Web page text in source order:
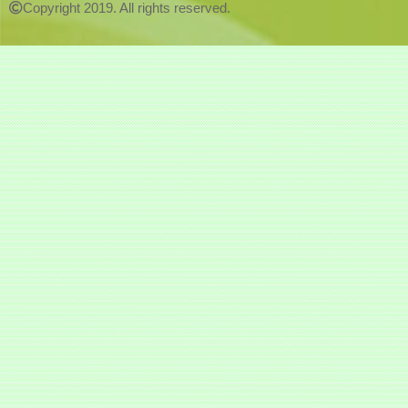
Copyright 2019. All rights reserved.